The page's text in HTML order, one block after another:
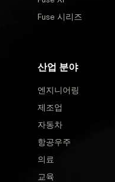
Fuse 시리즈
산업 분야
엔지니어링
제조업
자동차
항공우주
의료
교육